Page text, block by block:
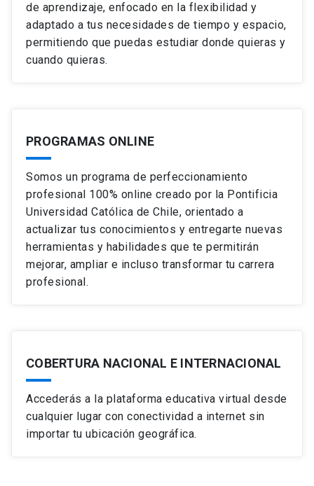
de aprendizaje, enfocado en la flexibilidad y
adaptado a tus necesidades de tiempo y espacio,
permitiendo que puedas estudiar donde quieras y
cuando quieras.
PROGRAMAS ONLINE
Somos un programa de perfeccionamiento
profesional 100% online creado por la Pontificia
Universidad Católica de Chile, orientado a
actualizar tus conocimientos y entregarte nuevas
herramientas y habilidades que te permitirán
mejorar, ampliar e incluso transformar tu carrera
profesional.
COBERTURA NACIONAL E INTERNACIONAL
Accederás a la plataforma educativa virtual desde
cualquier lugar con conectividad a internet sin
importar tu ubicación geográfica.